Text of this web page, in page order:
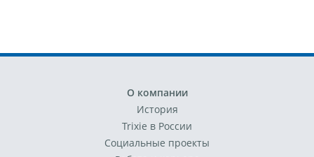
О компании
История
Trixie в России
Социальные проекты